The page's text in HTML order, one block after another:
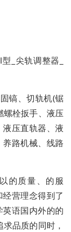
_尖轨调整器_
镐、切轨机(锯
螺栓扳手、液压
压直轨器、液
路机械、线路
的质量、的服
营理念得到了
语国内外的的
品质的同时，